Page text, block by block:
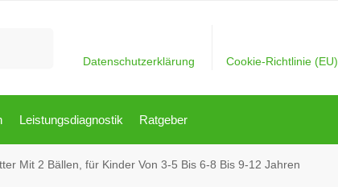
Datenschutzerklärung Cookie-Richtlinie (EU)
Leistungsdiagnostik Ratgeber
Mit 2 Bällen, für Kinder Von 3-5 Bis 6-8 Bis 9-12 Jahren